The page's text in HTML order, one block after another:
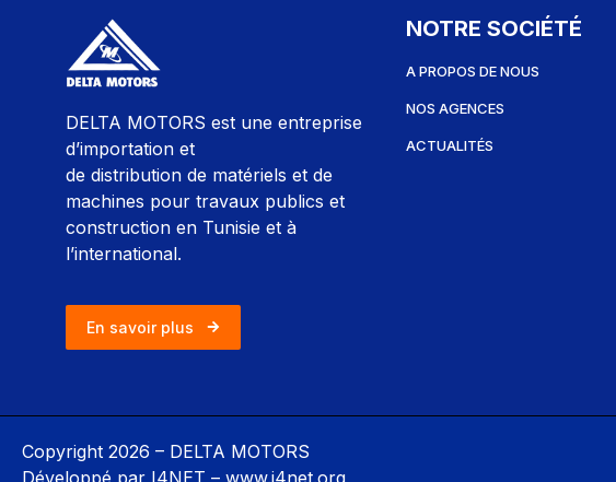
DELTA MOTORS est une entreprise
d’importation et
de distribution de matériels et de
machines pour travaux publics et
construction en Tunisie et à
l’international.
En savoir plus
NOTRE SOCIÉTÉ
A PROPOS DE NOUS
NOS AGENCES
ACTUALITÉS
Copyright 2026 – DELTA MOTORS
Développé par I4NET – www.i4net.org